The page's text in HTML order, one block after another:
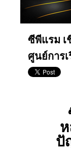
ซีพีแรม เ
ศูนย์การ
ปั